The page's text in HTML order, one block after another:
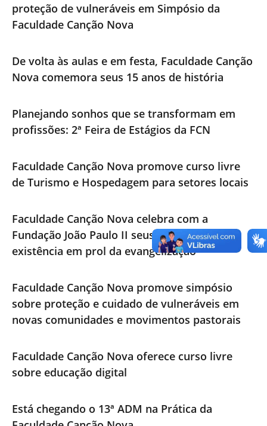
proteção de vulneráveis em Simpósio da
Faculdade Canção Nova
De volta às aulas e em festa, Faculdade Canção
Nova comemora seus 15 anos de história
Planejando sonhos que se transformam em
profissões: 2ª Feira de Estágios da FCN
Faculdade Canção Nova promove curso livre
de Turismo e Hospedagem para setores locais
Faculdade Canção Nova celebra com a
Fundação João Paulo II seus 44 anos de
existência em prol da evangelização
Faculdade Canção Nova promove simpósio
sobre proteção e cuidado de vulneráveis em
novas comunidades e movimentos pastorais
Faculdade Canção Nova oferece curso livre
sobre educação digital
Está chegando o 13ª ADM na Prática da